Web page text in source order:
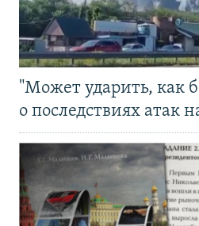
"Может ударить, как
о последствиях атак